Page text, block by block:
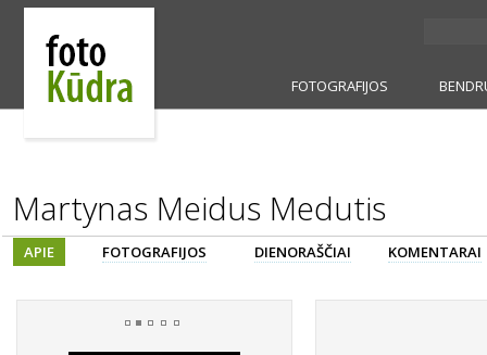
FOTOGRAFIJOS
Martynas Meidus Medutis
APIE FOTOGRAFIJOS DIENORAŠČIAI KOMENTARAI